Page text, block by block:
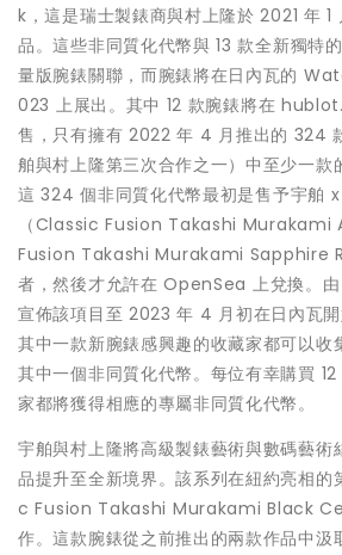
k，這是瑞士製錶商與村上隆於 2021 年 1
品。這些非同質化代幣與 13 款全新獨
量版腕錶關聯，而腕錶將在日內瓦的
023 上展出。其中 12 款腕錶將在
售，只有擁有 2022 年 4 月推出的 324
舶與村上隆第三次合作之一）中至少一款
這 324 個非同質化代幣最初是售予宇舶
（Classic Fusion Takashi Murakami
Fusion Takashi Murakami Sapphire
者，然後才允許在 OpenSea 上兌換。
宣佈該項目至 2023 年 4 月初在日內瓦
其中一款新腕錶感興趣的收藏家都可以
其中一個非同質化代幣。每位有幸購買
家都將獲得相應的專屬非同質化代幣。
宇舶與村上隆將高級製錶藝術與數碼藝術
品提升至全新境界。該系列在紐約亮相的
c Fusion Takashi Murakami Black
作。這款腕錶從之前推出的兩款作品中汲